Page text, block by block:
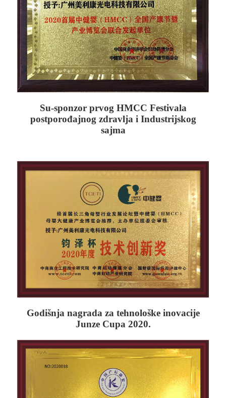
Su-sponzor prvog HMCC Festivala
postporođajnog zdravlja i Industrijskog
sajma
Godišnja nagrada za tehnološke inovacije
Junze Cupa 2020.